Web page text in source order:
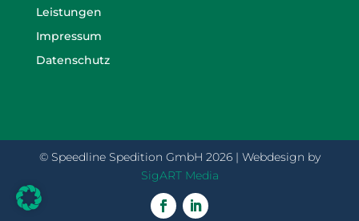
Leistungen
Impressum
Datenschutz
© Speedline Spedition GmbH 2026 | Webdesign by
SigART Media